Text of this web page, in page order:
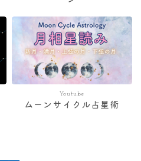
Youtube
ムーンサイクル占星術